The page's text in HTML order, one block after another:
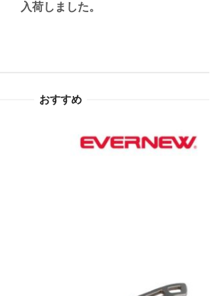
入荷しました。
おすすめ